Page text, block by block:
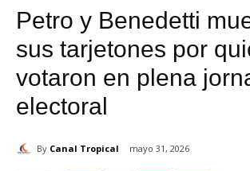
Petro y Benedetti
sus tarjetones por
votaron en plena
electoral
By Canal Tropical mayo 31, 2026